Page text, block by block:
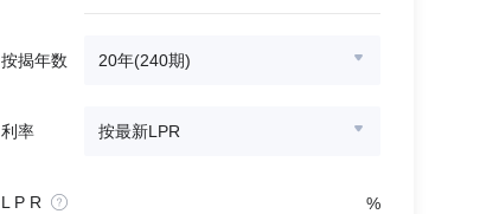
按揭年数 20年(240期)
利率 按最新LPR
L P R %